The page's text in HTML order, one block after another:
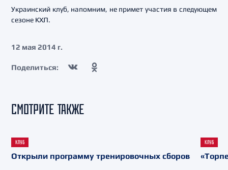
Украинский клуб, напомним, не примет участия в следующем
сезоне КХЛ.
12 мая 2014 г.
Поделиться:
СМОТРИТЕ ТАКЖЕ
КЛУБ
Открыли программу тренировочных сборов
КЛУБ